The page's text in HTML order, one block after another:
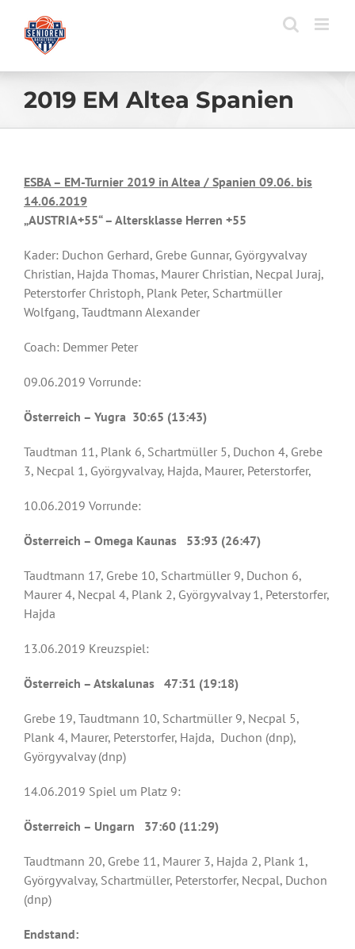
Inhalt
springen
2019 EM Altea Spanien
ESBA – EM-Turnier 2019 in Altea / Spanien 09.06. bis
14.06.2019
„AUSTRIA+55“ – Altersklasse Herren +55
Kader: Duchon Gerhard, Grebe Gunnar, Györgyvalvay
Christian, Hajda Thomas, Maurer Christian, Necpal Juraj,
Peterstorfer Christoph, Plank Peter, Schartmüller
Wolfgang, Taudtmann Alexander
Coach: Demmer Peter
09.06.2019 Vorrunde:
Österreich – Yugra 30:65 (13:43)
Taudtman 11, Plank 6, Schartmüller 5, Duchon 4, Grebe
3, Necpal 1, Györgyvalvay, Hajda, Maurer, Peterstorfer,
10.06.2019 Vorrunde:
Österreich – Omega Kaunas 53:93 (26:47)
Taudtmann 17, Grebe 10, Schartmüller 9, Duchon 6,
Maurer 4, Necpal 4, Plank 2, Györgyvalvay 1, Peterstorfer,
Hajda
13.06.2019 Kreuzspiel:
Österreich – Atskalunas 47:31 (19:18)
Grebe 19, Taudtmann 10, Schartmüller 9, Necpal 5,
Plank 4, Maurer, Peterstorfer, Hajda, Duchon (dnp),
Györgyvalvay (dnp)
14.06.2019 Spiel um Platz 9:
Österreich – Ungarn 37:60 (11:29)
Taudtmann 20, Grebe 11, Maurer 3, Hajda 2, Plank 1,
Györgyvalvay, Schartmüller, Peterstorfer, Necpal, Duchon
(dnp)
Endstand: